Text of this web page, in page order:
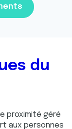
du
proximité géré
aux personnes